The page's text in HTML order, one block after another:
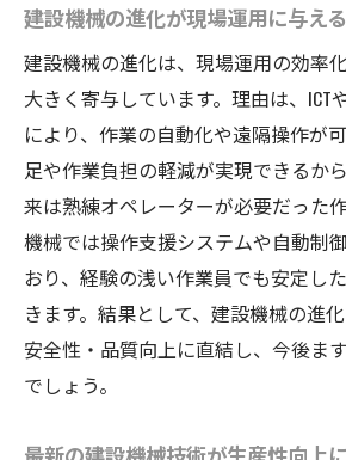
ICT活用で変わる建設機械の実
ICT建設機械活用による業
例
建設機械のICT導入がもた
果
ICT活用で変わる建設機械
訣
ICT建機の効果検証と現場
説
建設機械の進化が現場運用に与え
建設機械の進化は、現場運用の効率
大きく寄与しています。理由は、ICT
により、作業の自動化や遠隔操作が
足や作業負担の軽減が実現できるか
来は熟練オペレーターが必要だった
機械では操作支援システムや自動制
おり、経験の浅い作業員でも安定し
きます。結果として、建設機械の進
安全性・品質向上に直結し、今後ま
でしょう。